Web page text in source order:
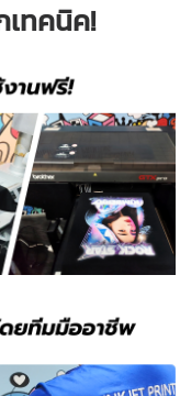
ทคนิค!